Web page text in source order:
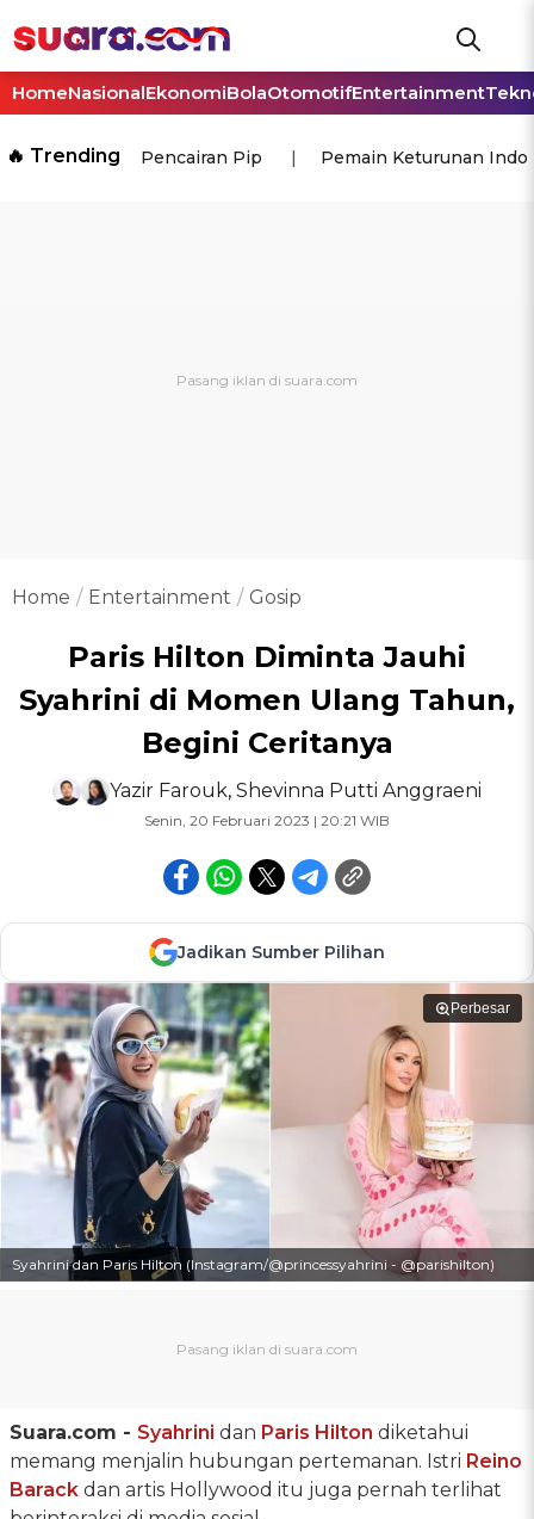
HomeNasionalEkonomiBolaOtomotifEntertainment
🔥 Trending Pencairan Pip Pemain Keturunan
Home Entertainment Gosip
Paris Hilton Diminta Jauhi
Syahrini di Momen Ulang Tahun,
Begini Ceritanya
Yazir Farouk, Shevinna Putti Anggraeni
Senin, 20 Februari 2023 | 20:21 WIB
Jadikan Sumber Pilihan
Perbesar
Syahrini dan Paris Hilton (Instagram/@princessyahrini - @parishilton)
Suara.com - Syahrini dan Paris Hilton diketahui
memang menjalin hubungan pertemanan. Istri Reino
Barack dan artis Hollywood itu juga pernah terlihat